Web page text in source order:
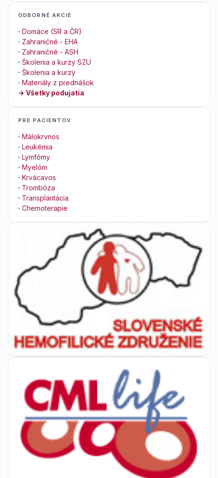
ODBORNÉ AKCIE
· Domáce (SR a ČR)
· Zahraničné - EHA
· Zahraničné - ASH
· Školenia a kurzy SZU
· Školenia a kurzy
· Materiály z prednášok
→ Všetky podujatia
PRE PACIENTOV
· Málokrvnos
· Leukémia
· Lymfómy
· Myelóm
· Krvácavos
· Trombóza
· Transplantácia
· Chemoterapie